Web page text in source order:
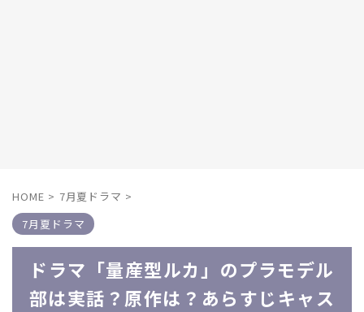
HOME > 7月夏ドラマ >
7月夏ドラマ
ドラマ「量産型ルカ」のプラモデル
部は実話？原作は？あらすじキャス